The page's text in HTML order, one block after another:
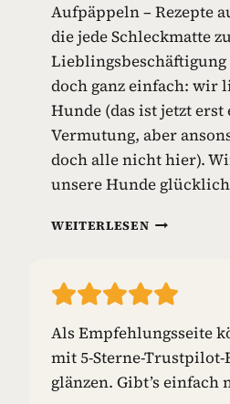
P
I
E
L
Z
E
U
G
Aufpäppeln – Rezepte
die jede Schleckmatte
Lieblingsbeschäftigung
doch ganz einfach: wir
Hunde (das ist jetzt
Vermutung, aber
doch alle nicht hier).
unsere Hunde
WEITERLESENS
E
K
M
A
T
Als Empfehlungsseite
mit 5-Sterne-Trustpilot-
glänzen. Gibt’s einfach